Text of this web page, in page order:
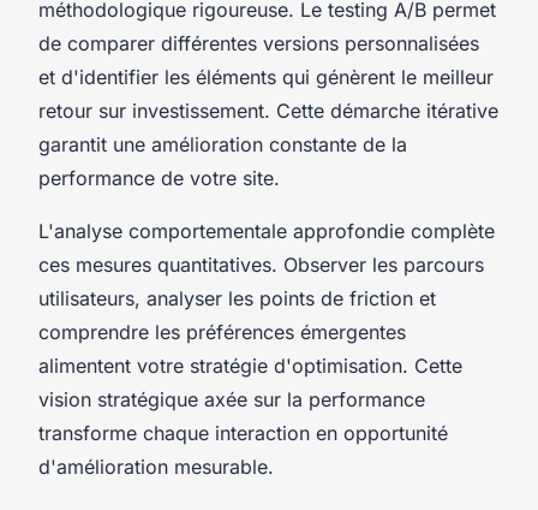
méthodologique rigoureuse. Le testing A/B permet
de comparer différentes versions personnalisées
et d'identifier les éléments qui génèrent le meilleur
retour sur investissement. Cette démarche itérative
garantit une amélioration constante de la
performance de votre site.
L'analyse comportementale approfondie complète
ces mesures quantitatives. Observer les parcours
utilisateurs, analyser les points de friction et
comprendre les préférences émergentes
alimentent votre stratégie d'optimisation. Cette
vision stratégique axée sur la performance
transforme chaque interaction en opportunité
d'amélioration mesurable.